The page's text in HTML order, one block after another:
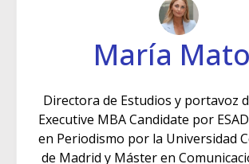
María
Directora de Estudios y portavoz
Executive MBA Candidate por
en Periodismo por la Universidad
de Madrid y Máster en